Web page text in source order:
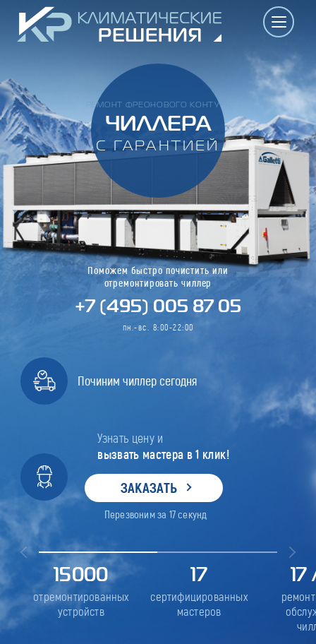
РЕМОНТ ФРЕОНОВОГО КОНТУРА
ЧИЛЛЕРА
С ГАРАНТИЕЙ
Поможем быстро почистить или
отремонтировать чиллер
+7 (495) 005 87 05
пн.-вс. 8:00-22:00
Починим чиллер сегодня
Узнать цену и
вызвать мастера в 1 клик!
ЗАКАЗАТЬ
Перезвоним за 17секунд
15000
отремонтированных
устройств
17
сертифицированных
мастеров
17